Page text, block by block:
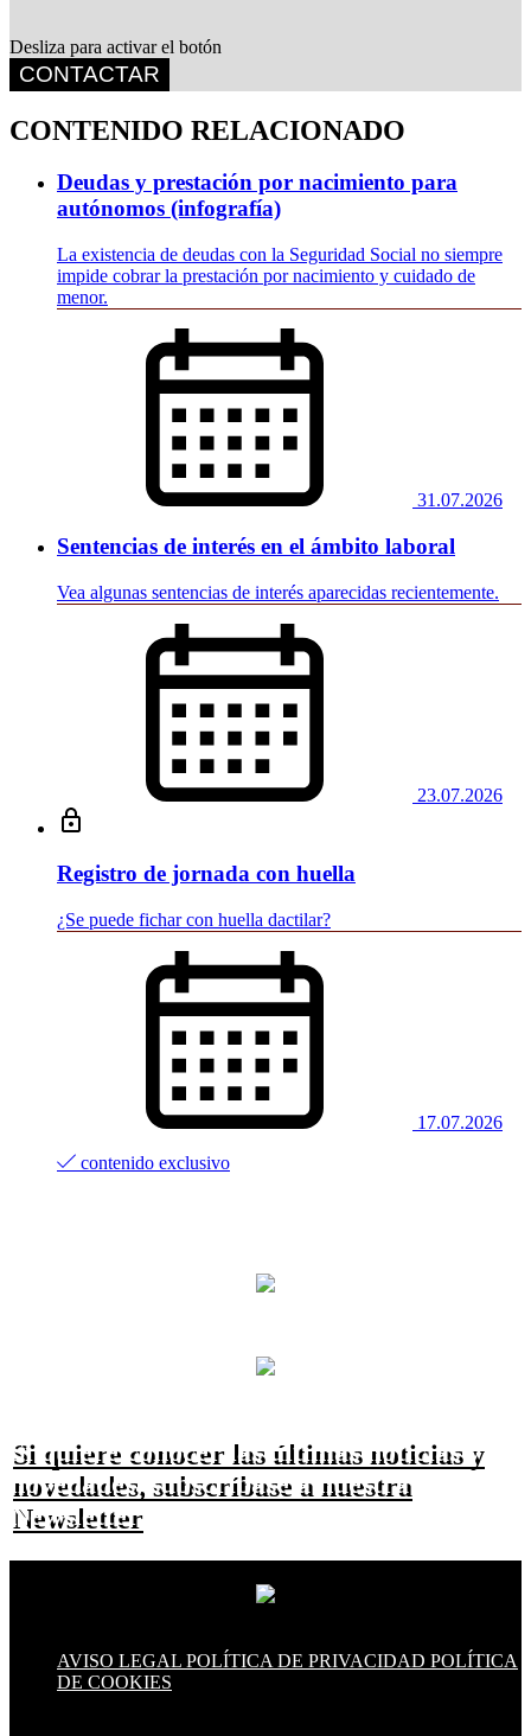
Desliza para activar el botón
CONTACTAR
CONTENIDO RELACIONADO
Deudas y prestación por nacimiento para
autónomos (infografía)
La existencia de deudas con la Seguridad Social no siempre
impide cobrar la prestación por nacimiento y cuidado de
menor.
31.07.2026
Sentencias de interés en el ámbito laboral
Vea algunas sentencias de interés aparecidas recientemente.
23.07.2026
Registro de jornada con huella
¿Se puede fichar con huella dactilar?
17.07.2026
contenido exclusivo
Si quiere conocer las últimas noticias y
novedades, subscríbase a nuestra
Newsletter
AVISO LEGAL POLÍTICA DE PRIVACIDAD POLÍTICA
DE COOKIES